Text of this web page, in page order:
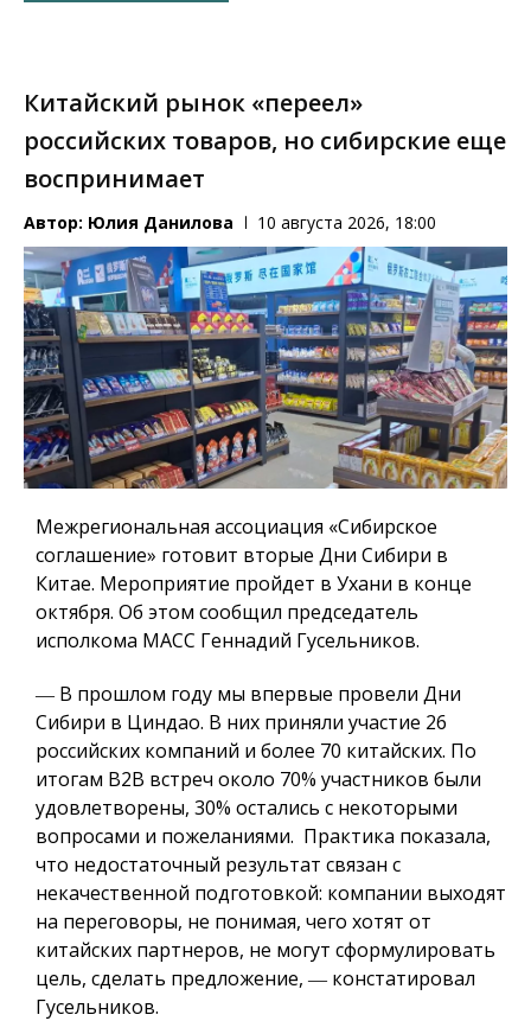
Китайский рынок «переел»
российских товаров, но сибирские еще
воспринимает
Автор: Юлия Данилова 10 августа 2026, 18:00
Межрегиональная ассоциация «Сибирское
соглашение» готовит вторые Дни Сибири в
Китае. Мероприятие пройдет в Ухани в конце
октября. Об этом сообщил председатель
исполкома МАСС Геннадий Гусельников.
― В прошлом году мы впервые провели Дни
Сибири в Циндао. В них приняли участие 26
российских компаний и более 70 китайских. По
итогам B2B встреч около 70% участников были
удовлетворены, 30% остались с некоторыми
вопросами и пожеланиями. Практика показала,
что недостаточный результат связан с
некачественной подготовкой: компании выходят
на переговоры, не понимая, чего хотят от
китайских партнеров, не могут сформулировать
цель, сделать предложение, ― констатировал
Гусельников.